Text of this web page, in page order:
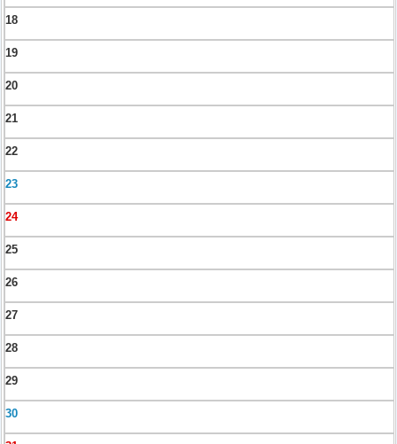
18
19
20
21
22
23
24
25
26
27
28
29
30